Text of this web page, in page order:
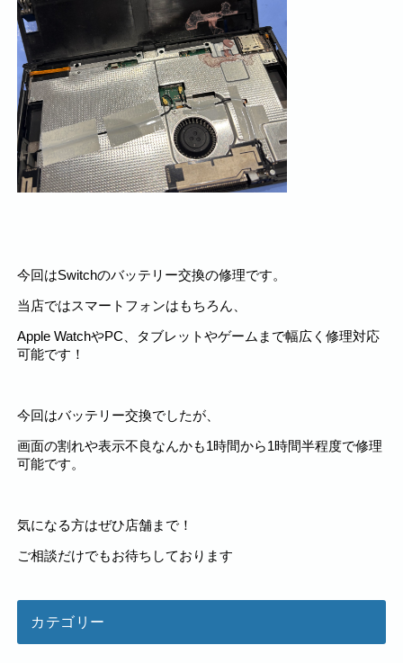
今回はSwitchのバッテリー交換の修理です。
当店ではスマートフォンはもちろん、
Apple WatchやPC、タブレットやゲームまで幅広く修理対応
可能です！
今回はバッテリー交換でしたが、
画面の割れや表示不良なんかも1時間から1時間半程度で修理
可能です。
気になる方はぜひ店舗まで！
ご相談だけでもお待ちしております
カテゴリー